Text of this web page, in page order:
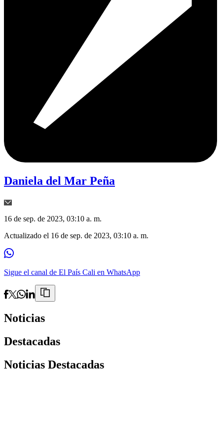
Daniela del Mar Peña
16 de sep. de 2023, 03:10 a. m.
Actualizado el 16 de sep. de 2023, 03:10 a. m.
Sigue el canal de El País Cali en WhatsApp
Noticias
Destacadas
Noticias Destacadas